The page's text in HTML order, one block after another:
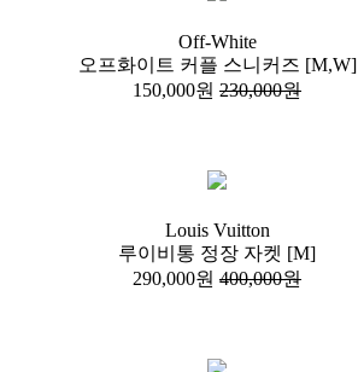
Off-White
오프화이트 커플 스니커즈 [M,W]
150,000원 230,000원
Louis Vuitton
루이비통 정장 자켓 [M]
290,000원 400,000원